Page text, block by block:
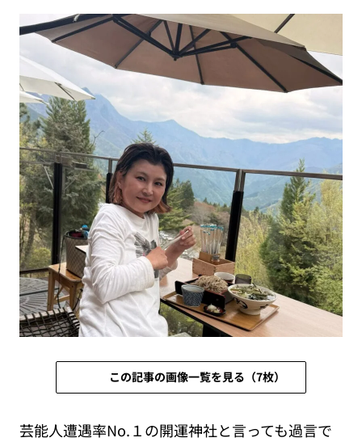
この記事の画像一覧を見る（7枚）
芸能人遭遇率No.１の開運神社と言っても過言で